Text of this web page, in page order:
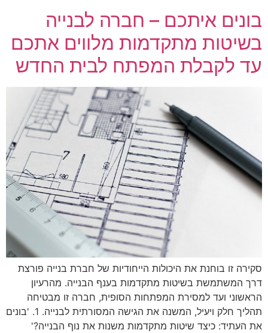
בונים איתכם – חברה לבנייה
בשיטות מתקדמות מלווים אתכם
עד לקבלת המפתח לבית החדש
סקירה זו בוחנת את היכולות הייחודיות של חברת בנייה פורצת
דרך המשתמשת בשיטות מתקדמות בענף הבנייה. מהרעיון
הראשוני ועד למסירת המפתחות הסופית, חברה זו מבטיחה
תהליך חלק ויעיל, המשנה את הגישה המסורתית לבנייה. 1. 'בונים
את העתיד: כיצד שיטות מתקדמות משנות את נוף הבנייה?'